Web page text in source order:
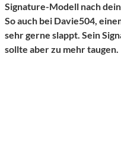
Signature-Modell nach
So auch bei Davie504,
sehr gerne slappt. Sein
sollte aber zu mehr taugen.